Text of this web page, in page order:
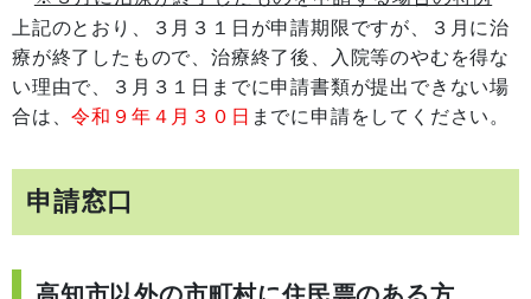
上記のとおり、３月３１日が申請期限ですが、３月に治
療が終了したもので、治療終了後、入院等のやむを得な
い理由で、３月３１日までに申請書類が提出できない場
合は、令和９年４月３０日 までに申請をしてください。
申請窓口